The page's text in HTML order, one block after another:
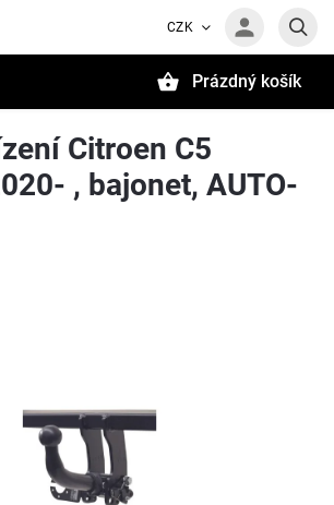
CZK
Prázdný košík
Citroen C5
, bajonet, AUTO-